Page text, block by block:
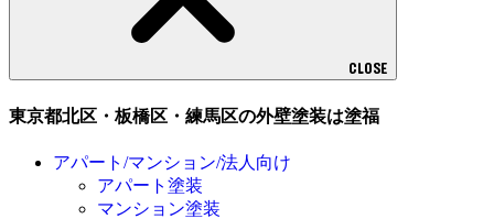
CLOSE
東京都北区・板橋区・練馬区の外壁塗装は塗福
アパート/マンション/法人向け
アパート塗装
マンション塗装